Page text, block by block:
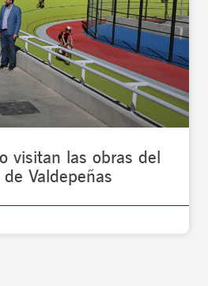
visitan las obras del
Valdepeñas